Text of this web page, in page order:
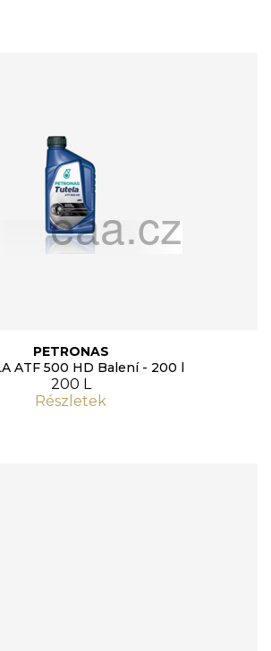
PETRONAS
ATF 500 HD Balení - 200 l
200 L
Részletek